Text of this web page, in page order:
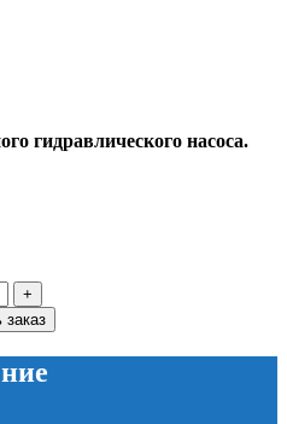
гидравлического насоса.